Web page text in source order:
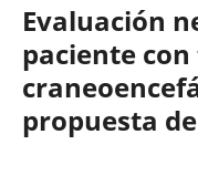
Evaluación
paciente
propuesta